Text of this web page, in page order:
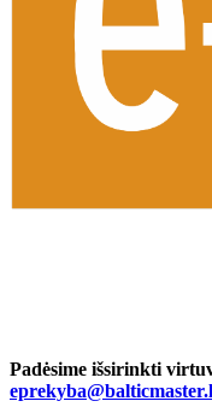
Padėsime išsirinkti